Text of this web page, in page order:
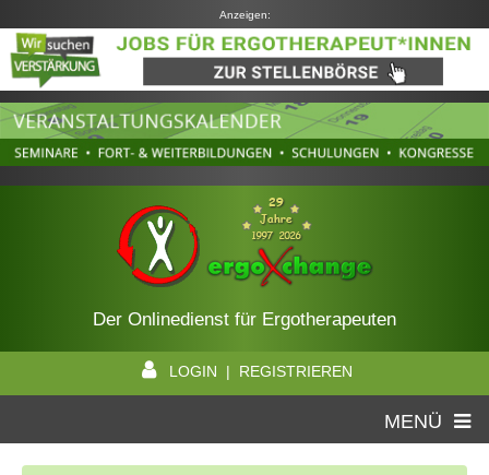
Anzeigen:
Der Onlinedienst für Ergotherapeuten
LOGIN | REGISTRIEREN
MENÜ